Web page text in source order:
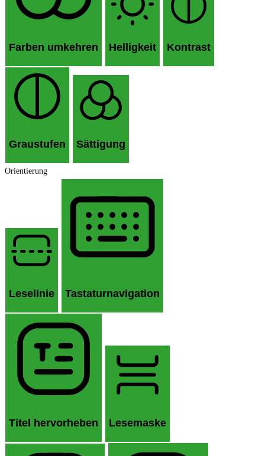
Farben umkehren Helligkeit Kontrast
Graustufen Sättigung
Orientierung
Leselinie Tastaturnavigation
Titel hervorheben Lesemaske